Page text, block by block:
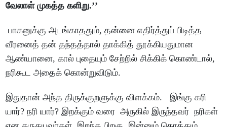
வேலாள் முகத்த களிறு.’’
பாகனுக்கு அடங்காததும், தன்னை எதிர்த்துப் பிடித்த
வீரனைத் தன் தந்தத்தால் தாக்கித் தூக்கியதுமான
ஆண்யானை, கால் புதையும் சேற்றில் சிக்கிக் கொண்டால்,
நரிகூட அதைக் கொன்றுவிடும்.
இதுதான் அந்த திருக்குறளுக்கு விளக்கம். இங்கு கரி
யார்? நரி யார்? இறக்கும் வரை அருகில் இருந்தவர் நரிகள்